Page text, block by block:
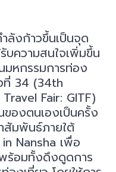
ลังก้าวขึ้นเป็นจุด
บความสนใจเพิ่มขึ้น
มหกรรมการท่อง
ที่ 34 (34th
Fair: GITF)
ของตนเองเป็นครั้ง
สัมพันธ์ภายใต้
Nansha เพื่อ
ร้อมทั้งดึงดูดการ